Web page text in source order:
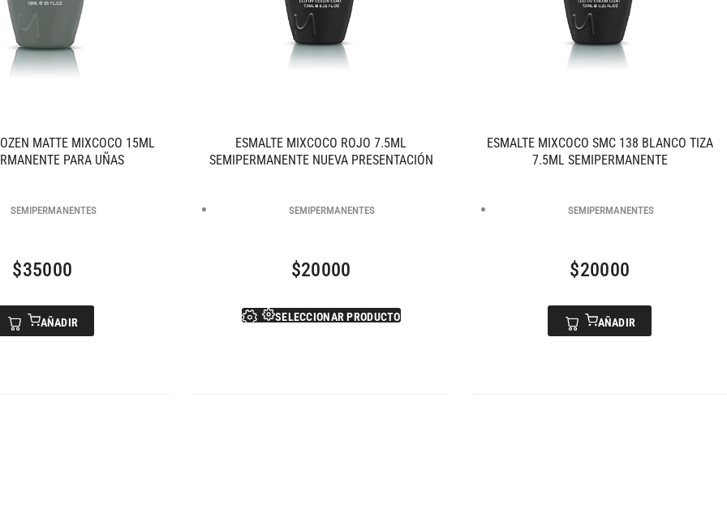
MATTE MIXCOCO 15ML
PARA UÑAS
SEMIPERMANENTES
$35000
AÑADIR
ESMALTE MIXCOCO ROJO 7.5ML
SEMIPERMANENTE NUEVA PRESENTACIÓN
SEMIPERMANENTES
$20000
SELECCIONAR PRODUCTO
ESMALTE MIXCOCO SMC 138 BLANCO TIZA
7.5ML SEMIPERMANENTE
SEMIPERMANENTES
$20000
AÑADIR